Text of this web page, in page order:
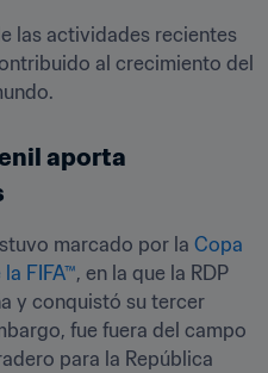
las actividades recientes
al crecimiento del
aporta
marcado por la Copa
FIFA™, en la que la RDP
y conquistó su tercer
fue fuera del campo
para la República